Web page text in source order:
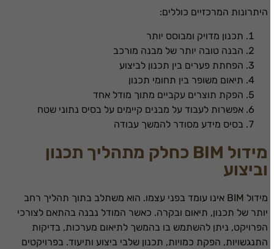
היתרונות המרכזיים כוללים:
תכנון מדויק ומבוסס יותר
הבנה טובה יותר של מבנה מורכב
הפחתת פערים בין תכנון לביצוע
תיאום משופר בין תחומי תכנון
הפקת תוצרים עקביים מתוך מודל אחד
אפשרות לעבוד על מבנים קיימים על בסיס נתוני שטח
בסיס מידע מסודר להמשך עבודה
מידול BIM כחלק מתהליך תכנון
וביצוע
מידול BIM אינו עומד בפני עצמו. הוא משתלב בתוך תהליך רחב
יותר של תכנון, תיאום ובקרה. כאשר המודל נבנה בהתאם לצורכי
הפרויקט, ניתן להשתמש בו בהמשך לתיאום מערכות, בדיקות
התנגשויות, הפקת כמויות, תכנון שלבי ביצוע ותיעוד. בפרויקטים
האתר.
סטטיסטיקות
כדי שנוכל
לשפר את
ומבנהו,
בהתבסס על
חוויית
משתמש